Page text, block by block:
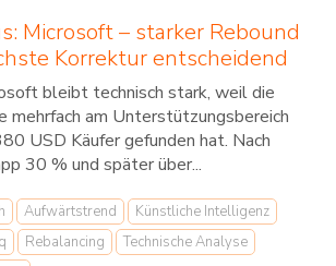
Microsoft – starker Rebound
Korrektur entscheidend
bleibt technisch stark, weil die
mehrfach am Unterstützungsbereich
USD Käufer gefunden hat. Nach
30 % und später über...
Aufwärtstrend
Künstliche Intelligenz
Rebalancing
Technische Analyse